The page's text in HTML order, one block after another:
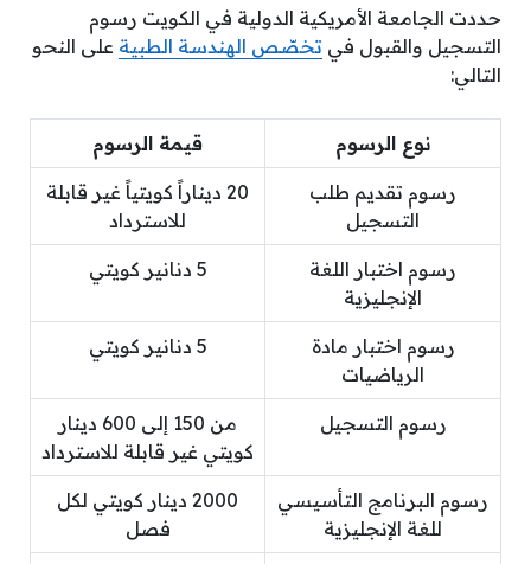
حددت الجامعة الأمريكية الدولية في الكويت رسوم
التسجيل والقبول في تخصّص الهندسة الطبية على النحو
التالي:
نوع الرسوم قيمة الرسوم
رسوم تقديم طلب
التسجيل
20 ديناراً كويتياً غير قابلة
للاسترداد
رسوم اختبار اللغة
الإنجليزية
5 دنانير كويتي
رسوم اختبار مادة
الرياضيات
5 دنانير كويتي
رسوم التسجيل
من 150 إلى 600 دينار
كويتي غير قابلة للاسترداد
رسوم البرنامج التأسيسي
للغة الإنجليزية
2000 دينار كويتي لكل
فصل